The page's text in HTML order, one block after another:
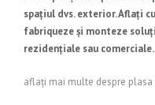
spațiul dvs. exterior. Aflați
fabriqueze și monteze
rezidențiale sau comerciale.
aflați mai multe despre plasa